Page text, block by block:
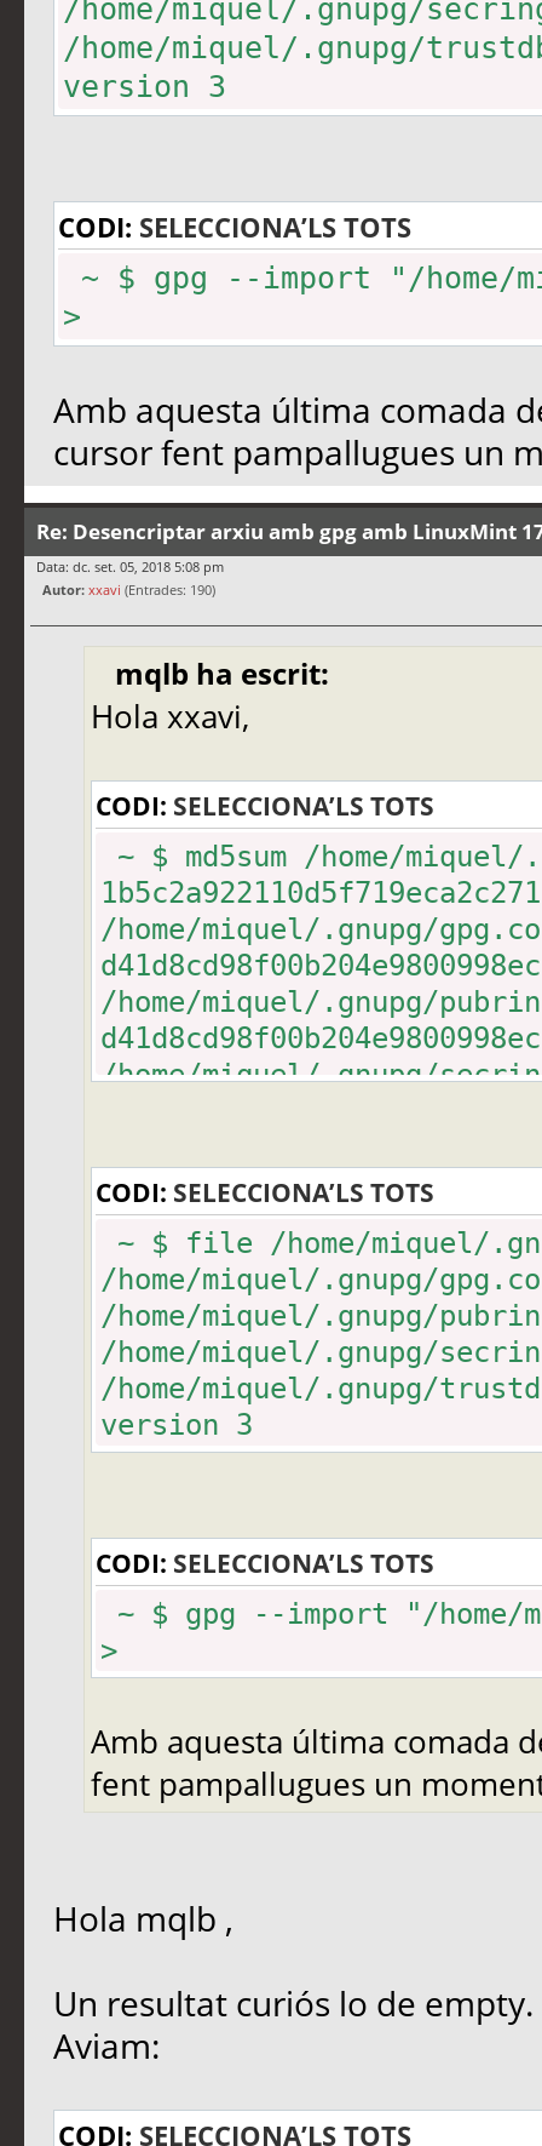
/home/miquel/.gnupg/
/home/miquel/.gnupg/
version 3
CODI: SELECCIONA’LS TOTS
~ $ gpg --import "/home/
>
Amb aquesta última comada
cursor fent pampallugues un
Re: Desencriptar arxiu amb gpg amb LinuxMint
Data: dc. set. 05, 2018 5:08 pm
Autor: xxavi (Entrades: 190)
mqlb ha escrit:
Hola xxavi,
CODI: SELECCIONA’LS TOTS
~ $ md5sum /home/miquel/
/home/miquel/.gnupg/
/home/miquel/.gnupg/
/home/miquel/.gnupg/
CODI: SELECCIONA’LS TOTS
~ $ file /home/miquel/
/home/miquel/.gnupg/
/home/miquel/.gnupg/
/home/miquel/.gnupg/
/home/miquel/.gnupg/
version 3
CODI: SELECCIONA’LS TOTS
~ $ gpg --import "/home/
>
Amb aquesta última comada
fent pampallugues un
Hola mqlb ,
Un resultat curiós lo de empty.
Aviam:
CODI: SELECCIONA’LS TOTS